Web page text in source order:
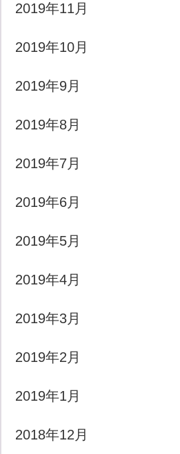
2019年11月
2019年10月
2019年9月
2019年8月
2019年7月
2019年6月
2019年5月
2019年4月
2019年3月
2019年2月
2019年1月
2018年12月